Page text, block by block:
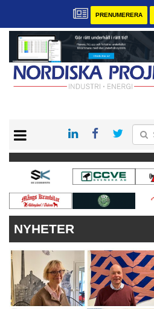
PRENUMERERA
KONTAKT
VÅRA ANDRA MAGASIN
PRENUMERERA
ANNONSERA
NYHETER